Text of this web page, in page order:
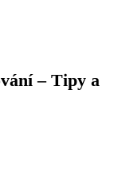
– Tipy a